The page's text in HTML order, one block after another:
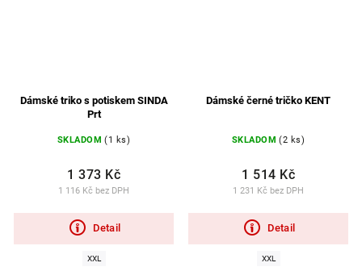
Dámské triko s potiskem SINDA
Prt
SKLADOM (1 ks)
1 116 Kč bez DPH
1 373 Kč
Detail
XXL
Dámské černé tričko KENT
SKLADOM (2 ks)
1 231 Kč bez DPH
1 514 Kč
Detail
XXL